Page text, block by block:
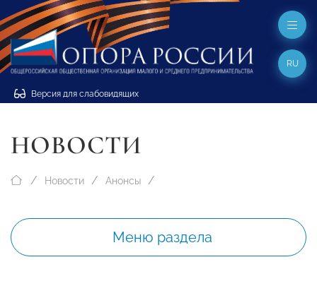
Версия для слабовидящих
RU
НОВОСТИ
Новости Анонсы
Меню раздела